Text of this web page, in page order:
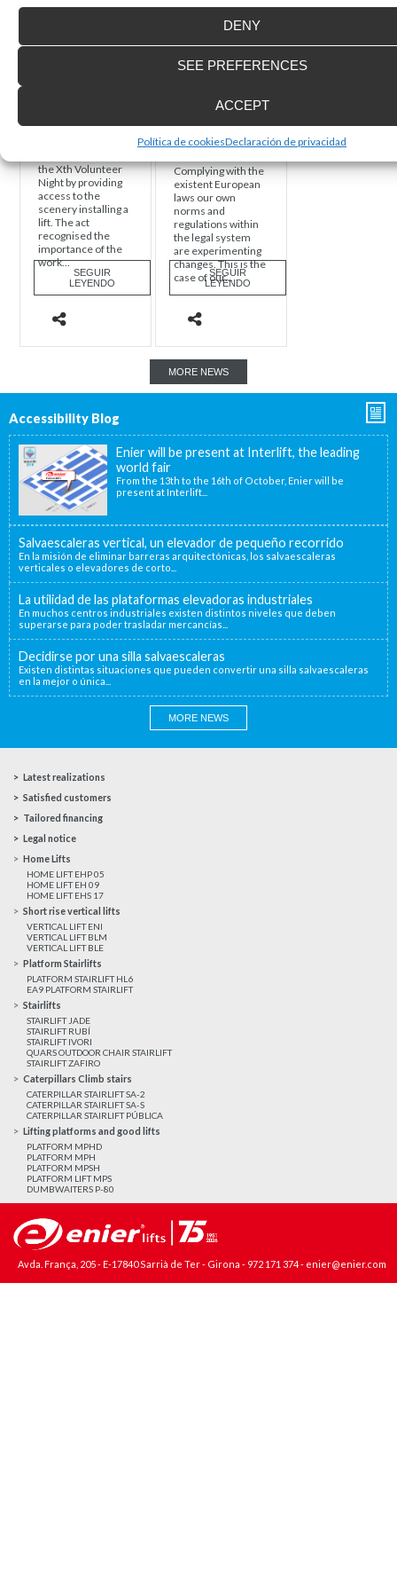
ACCEPT
DENY
SEE PREFERENCES
Política de cookiesDeclaración de privacidad
the Xth Volunteer
Night by providing
access to the
scenery installing a
lift. The act
recognised the
importance of the
work...
SEGUIR
LEYENDO
mandate on low
speed elevating
equipment
Complying with the
existent European
laws our own
norms and
regulations within
the legal system
are experimenting
changes. This is the
case of our...
SEGUIR
LEYENDO
MORE NEWS
Accessibility Blog
Enier will be present at Interlift, the leading
world fair
From the 13th to the 16th of October, Enier will be
present at Interlift...
Salvaescaleras vertical, un elevador de pequeño recorrido
En la misión de eliminar barreras arquitectónicas, los salvaescaleras
verticales o elevadores de corto...
La utilidad de las plataformas elevadoras industriales
En muchos centros industriales existen distintos niveles que deben
superarse para poder trasladar mercancías...
Decidirse por una silla salvaescaleras
Existen distintas situaciones que pueden convertir una silla salvaescaleras
en la mejor o única...
MORE NEWS
Latest realizations
Satisfied customers
Tailored financing
Legal notice
Home Lifts
HOME LIFT EHP 05
HOME LIFT EH 09
HOME LIFT EHS 17
Short rise vertical lifts
VERTICAL LIFT ENI
VERTICAL LIFT BLM
VERTICAL LIFT BLE
Platform Stairlifts
PLATFORM STAIRLIFT HL6
EA9 PLATFORM STAIRLIFT
Stairlifts
STAIRLIFT JADE
STAIRLIFT RUBÍ
STAIRLIFT IVORI
QUARS OUTDOOR CHAIR STAIRLIFT
STAIRLIFT ZAFIRO
Caterpillars Climb stairs
CATERPILLAR STAIRLIFT SA-2
CATERPILLAR STAIRLIFT SA-S
CATERPILLAR STAIRLIFT PÚBLICA
Lifting platforms and good lifts
PLATFORM MPHD
PLATFORM MPH
PLATFORM MPSH
PLATFORM LIFT MPS
DUMBWAITERS P-80
Avda. França, 205 - E-17840 Sarrià de Ter - Girona - 972 171 374- enier@enier.com